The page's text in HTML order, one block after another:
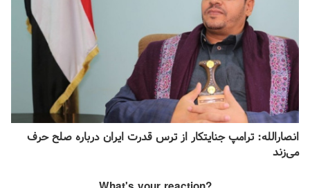
انصارالله: ترامپ جنایتکار از ترس قدرت ایران درباره صلح حرف
می‌زند